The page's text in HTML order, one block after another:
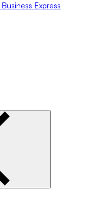
Business Express